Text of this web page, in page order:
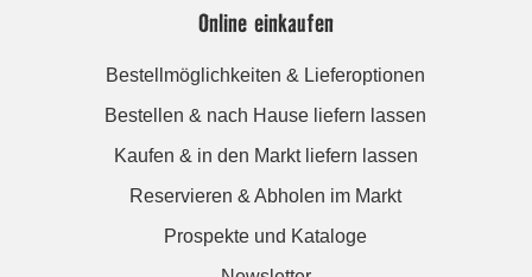
Online einkaufen
Bestellmöglichkeiten & Lieferoptionen
Bestellen & nach Hause liefern lassen
Kaufen & in den Markt liefern lassen
Reservieren & Abholen im Markt
Prospekte und Kataloge